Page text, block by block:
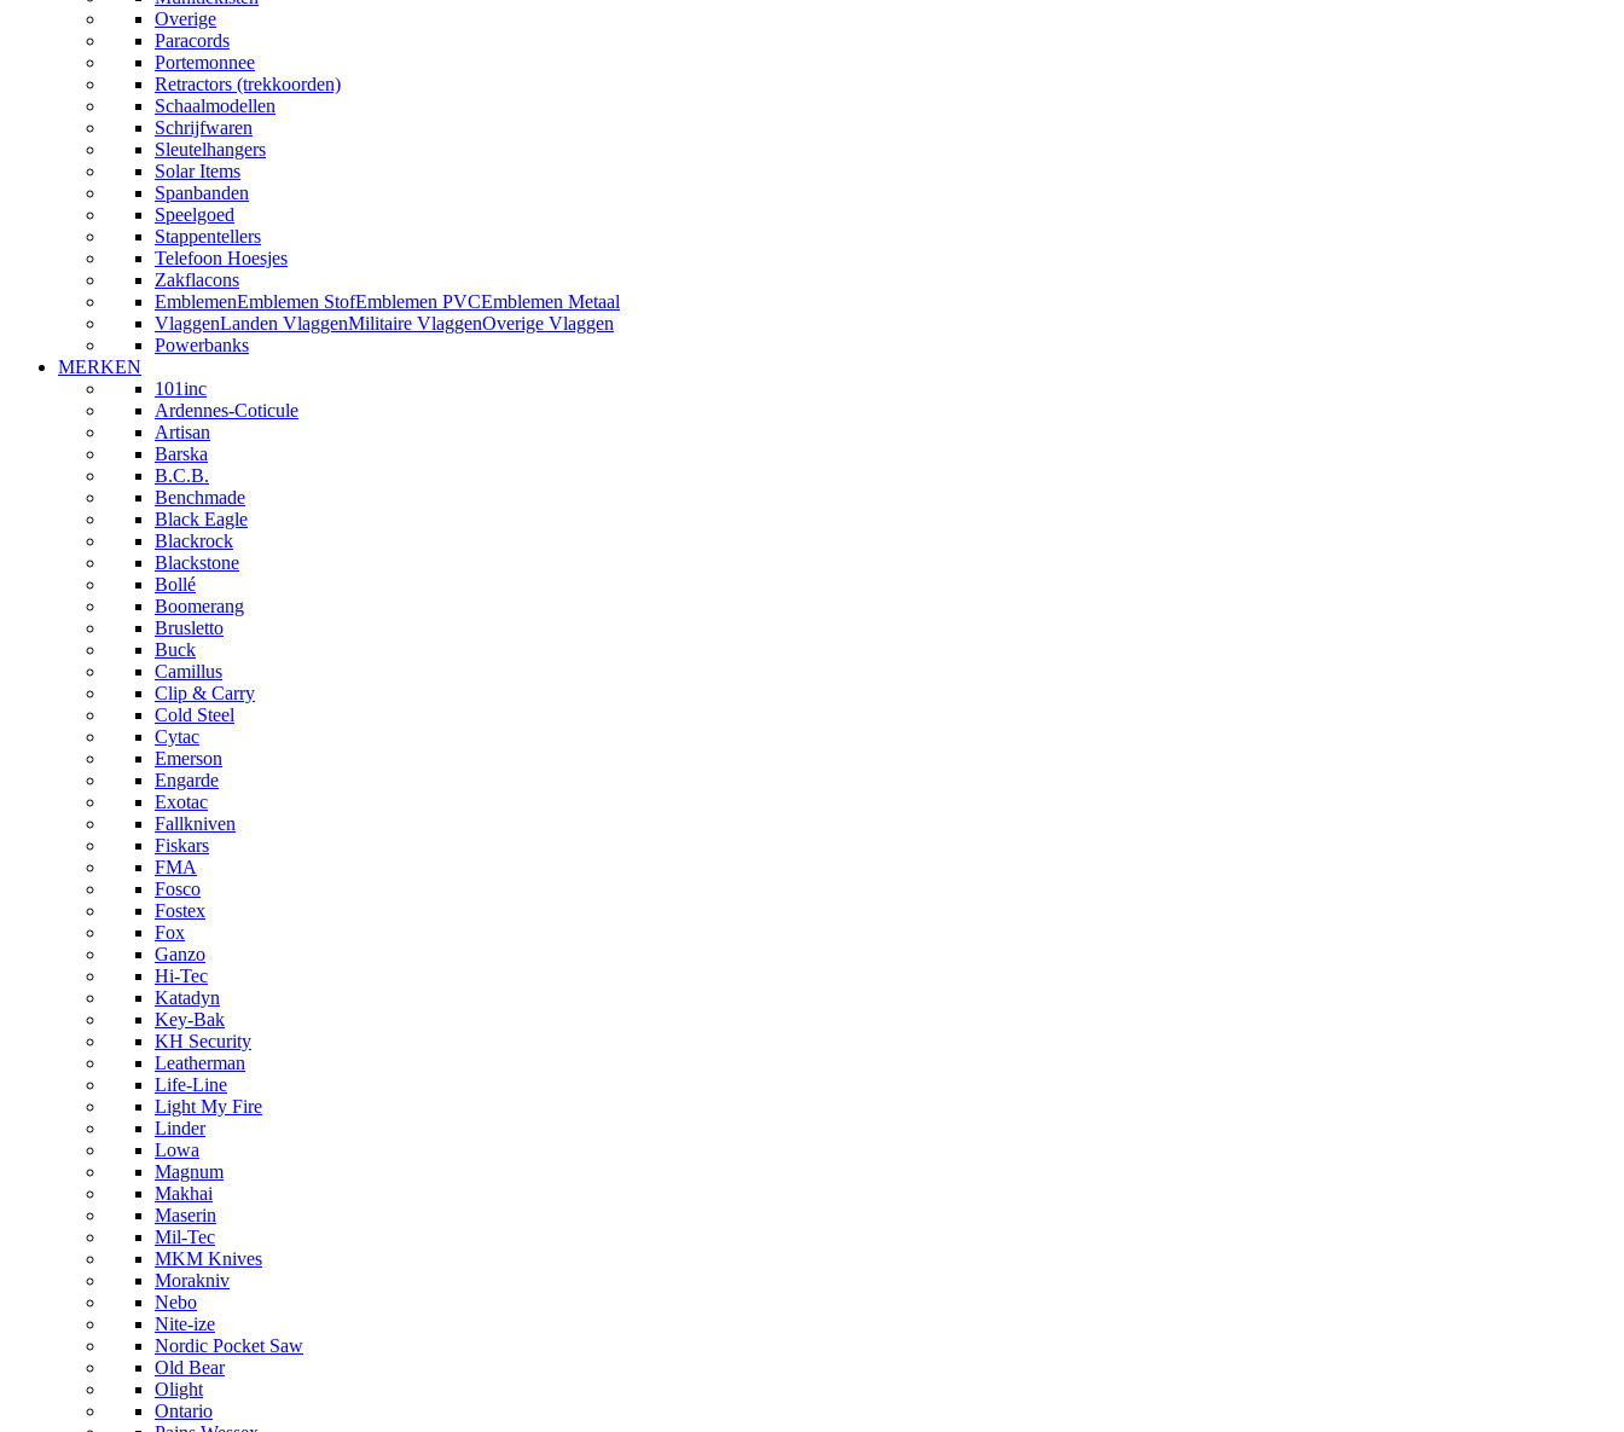
Overige
Paracords
Portemonnee
Retractors (trekkoorden)
Schaalmodellen
Schrijfwaren
Sleutelhangers
Solar Items
Spanbanden
Speelgoed
Stappentellers
Telefoon Hoesjes
Zakflacons
EmblemenEmblemen StofEmblemen PVCEmblemen Metaal
VlaggenLanden VlaggenMilitaire VlaggenOverige Vlaggen
Powerbanks
MERKEN
101inc
Ardennes-Coticule
Artisan
Barska
B.C.B.
Benchmade
Black Eagle
Blackrock
Blackstone
Bollé
Boomerang
Brusletto
Buck
Camillus
Clip & Carry
Cold Steel
Cytac
Emerson
Engarde
Exotac
Fallkniven
Fiskars
FMA
Fosco
Fostex
Fox
Ganzo
Hi-Tec
Katadyn
Key-Bak
KH Security
Leatherman
Life-Line
Light My Fire
Linder
Lowa
Magnum
Makhai
Maserin
Mil-Tec
MKM Knives
Morakniv
Nebo
Nite-ize
Nordic Pocket Saw
Old Bear
Olight
Ontario